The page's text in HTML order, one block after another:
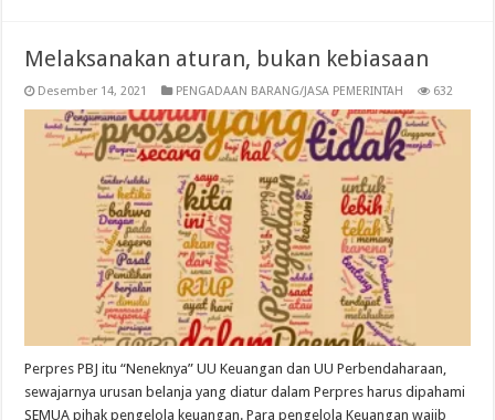
Melaksanakan aturan, bukan kebiasaan
Desember 14, 2021 PENGADAAN BARANG/JASA PEMERINTAH 632
Perpres PBJ itu “Neneknya” UU Keuangan dan UU Perbendaharaan,
sewajarnya urusan belanja yang diatur dalam Perpres harus dipahami
SEMUA pihak pengelola keuangan. Para pengelola Keuangan wajib